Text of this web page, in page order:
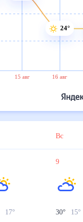
15 авг 16 авг
24°
Вс
17°
9
30° 15°